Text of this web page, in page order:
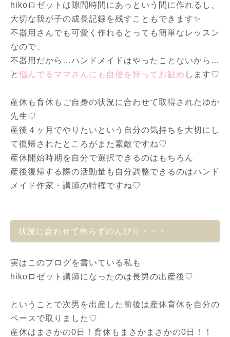
hikoロゼットは隙間時間にあっという間に作れるし、
大切な我が子の成長記録を残すこともできます✨
不器用さんでも可愛く作れるとっても簡単なレッスン
なので、
不器用だから…ハンドメイドはやったことないから…
と 悩んでるママさんにも自信を持ってお勧め します♡
産休も育休もご自身の状況に合わせて取得されたゆか
先生♡
産後４ヶ月でやりたいという自分の気持ちを大切にし
て復帰されたところがまた素敵ですね♡
産休開始時期を自分で選択できるのはもちろん
産後復帰する際の活動量も自分調整できるのはハンド
メイド作家・講師の特権ですね♡
状況に合わせて焦らずのんびり・・・
実はこのブログを書いている私も
hikoロゼット講師になったのは長男の出産後♡
ということで次男を出産した前後は産休育休を自分の
ペースで取りました♡
産休はまさかの0日！育休もまさかまさかの0日！！